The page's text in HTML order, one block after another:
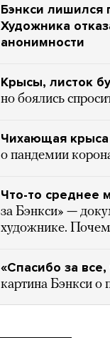
Бэнкси лишился
Художника
анонимности
Крысы, листок
но боялись
Чихающая крыса
о пандемии
Что-то среднее
за Бэнкси» —
художнике.
«Спасибо за
картина Бэнкси о